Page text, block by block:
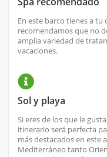
En este barco tienes a
recomendamos que no
amplia variedad de
vacaciones.
Sol y playa
Si eres de los que le
itinerario será perfecta
más destacados en este
Mediterráneo tanto